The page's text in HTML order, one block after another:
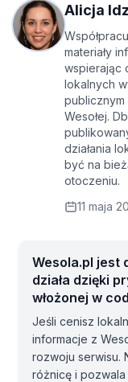
Alicja
materiały
wspierając
lokalnych
Wesołej.
działania
być na
otoczeniu.
11 maja
Wesola.pl jest
działa dzięki
włożonej w
Jeśli cenisz
informacje z
rozwoju serwisu.
różnicę i